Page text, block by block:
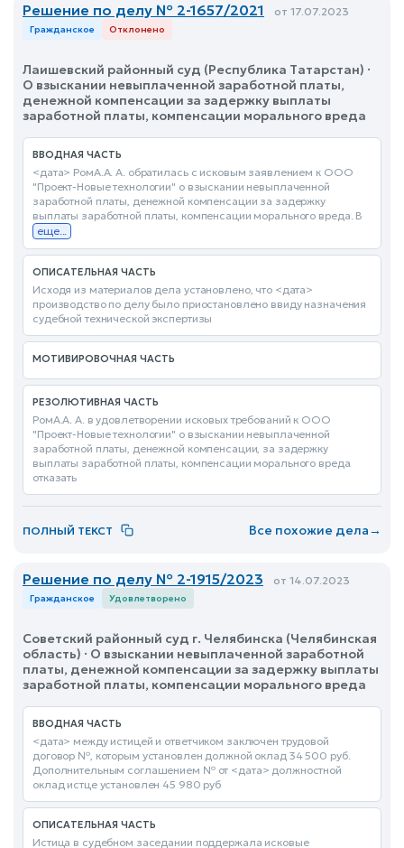
Решение по делу № 2-1657/2021 от 17.07.2023
Гражданское Отклонено
Лаишевский районный суд (Республика Татарстан) ·
О взыскании невыплаченной заработной платы,
денежной компенсации за задержку выплаты
заработной платы, компенсации морального вреда
ВВОДНАЯ ЧАСТЬ
<дата> РомА.А. А. обратилась с исковым заявлением к ООО
"Проект-Новые технологии" о взыскании невыплаченной
заработной платы, денежной компенсации за задержку
выплаты заработной платы, компенсации морального вреда. В
еще...
ОПИСАТЕЛЬНАЯ ЧАСТЬ
Исходя из материалов дела установлено, что <дата>
производство по делу было приостановлено ввиду назначения
судебной технической экспертизы
МОТИВИРОВОЧНАЯ ЧАСТЬ
РЕЗОЛЮТИВНАЯ ЧАСТЬ
РомА.А. А. в удовлетворении исковых требований к ООО
"Проект-Новые технологии" о взыскании невыплаченной
заработной платы, денежной компенсации, за задержку
выплаты заработной платы, компенсации морального вреда
отказать
ПОЛНЫЙ ТЕКСТ Все похожие дела→
Решение по делу № 2-1915/2023 от 14.07.2023
Гражданское Удовлетворено
Советский районный суд г. Челябинска (Челябинская
область) · О взыскании невыплаченной заработной
платы, денежной компенсации за задержку выплаты
заработной платы, компенсации морального вреда
ВВОДНАЯ ЧАСТЬ
<дата> между истицей и ответчиком заключен трудовой
договор №, которым установлен должной оклад 34 500 руб.
Дополнительным соглашением № от <дата> должностной
оклад истце установлен 45 980 руб
ОПИСАТЕЛЬНАЯ ЧАСТЬ
Истица в судебном заседании поддержала исковые